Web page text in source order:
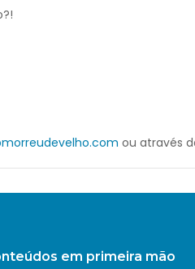
ou através
em primeira mão